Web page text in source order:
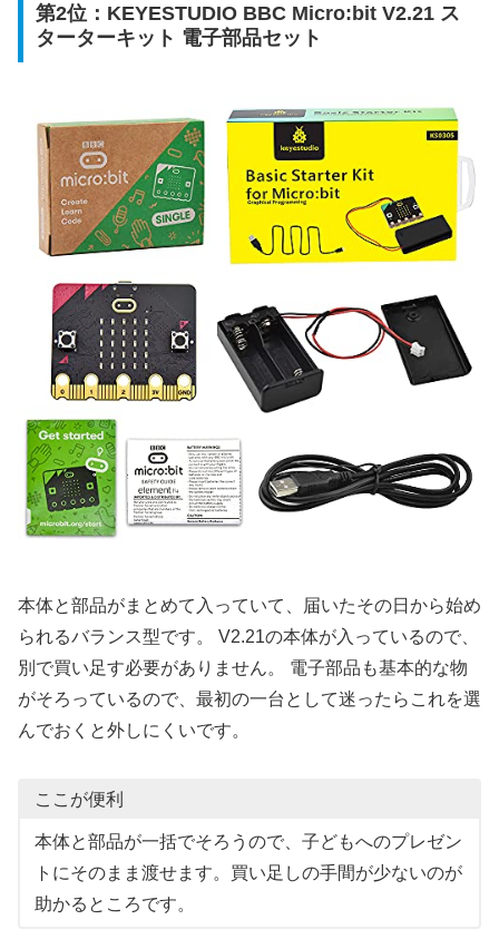
第2位：KEYESTUDIO BBC Micro:bit V2.21 ス
ターターキット 電子部品セット
本体と部品がまとめて入っていて、届いたその日から始め
られるバランス型です。 V2.21の本体が入っているので、
別で買い足す必要がありません。 電子部品も基本的な物
がそろっているので、最初の一台として迷ったらこれを選
んでおくと外しにくいです。
ここが便利
本体と部品が一括でそろうので、子どもへのプレゼン
トにそのまま渡せます。買い足しの手間が少ないのが
助かるところです。